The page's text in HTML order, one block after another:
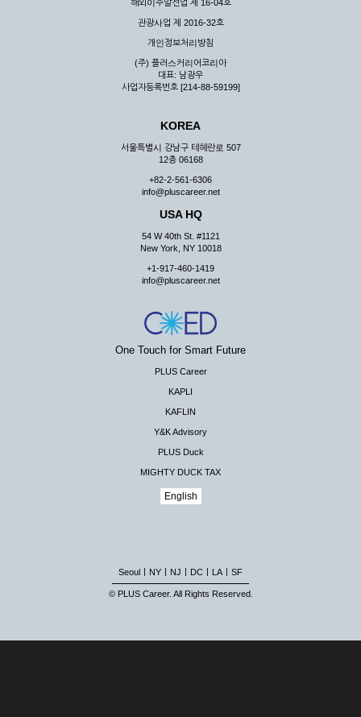
해외이주알선업 제 16-04호
관광사업 제 2016-32호
개인정보처리방침
(주) 플러스커리어코리아
대표: 남광우
사업자등록번호 [214-88-59199]
KOREA
서울특별시 강남구 테헤란로 507
12층 06168
+82-2-561-6306
info@pluscareer.net
USA HQ
54 W 40th St. #1121
New York, NY 10018
+1-917-460-1419
info@pluscareer.net
One Touch for Smart Future
PLUS Career
KAPLI
KAFLIN
Y&K Advisory
PLUS Duck
MIGHTY DUCK TAX
English
Seoul | NY | NJ | DC | LA | SF
© PLUS Career. All Rights Reserved.